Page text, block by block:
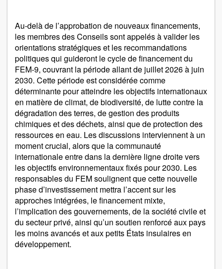
Au-delà de l’approbation de nouveaux financements,
les membres des Conseils sont appelés à valider les
orientations stratégiques et les recommandations
politiques qui guideront le cycle de financement du
FEM-9, couvrant la période allant de juillet 2026 à juin
2030. Cette période est considérée comme
déterminante pour atteindre les objectifs internationaux
en matière de climat, de biodiversité, de lutte contre la
dégradation des terres, de gestion des produits
chimiques et des déchets, ainsi que de protection des
ressources en eau. Les discussions interviennent à un
moment crucial, alors que la communauté
internationale entre dans la dernière ligne droite vers
les objectifs environnementaux fixés pour 2030. Les
responsables du FEM soulignent que cette nouvelle
phase d’investissement mettra l’accent sur les
approches intégrées, le financement mixte,
l’implication des gouvernements, de la société civile et
du secteur privé, ainsi qu’un soutien renforcé aux pays
les moins avancés et aux petits États insulaires en
développement.